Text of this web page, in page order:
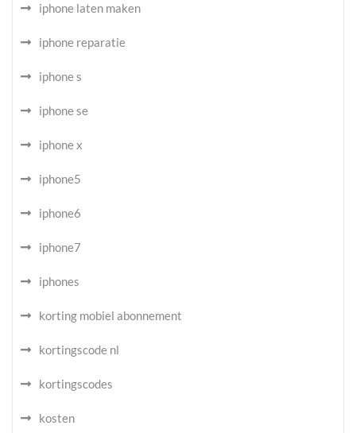
iphone laten maken
iphone reparatie
iphone s
iphone se
iphone x
iphone5
iphone6
iphone7
iphones
korting mobiel abonnement
kortingscode nl
kortingscodes
kosten